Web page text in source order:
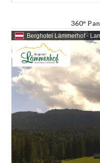
360°
Berghotel Lämmerhof -